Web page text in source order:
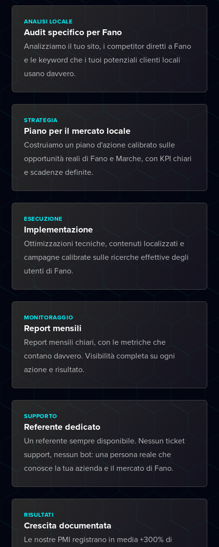
ANALISI LOCALE
Audit specifico per Fano
Analizziamo il tuo sito, i competitor diretti a Fano
e le keyword che i tuoi potenziali clienti locali
usano davvero.
STRATEGIA
Piano per il mercato locale
Costruiamo un piano d'azione calibrato sulle
opportunità reali di Fano e Marche, con KPI chiari
e scadenze definite.
ESECUZIONE
Implementazione
Ottimizzazioni tecniche, contenuti localizzati e
campagne calibrate sulle ricerche effettive degli
utenti di Fano.
MONITORAGGIO
Report mensili
Report mensili chiari, con le metriche che
contano davvero. Visibilità completa su ogni
azione e risultato.
SUPPORTO
Referente dedicato
Un referente sempre disponibile. Nessun ticket
support, nessun bot: una persona reale che
conosce la tua azienda e il mercato di Fano.
RISULTATI
Crescita documentata
Le nostre PMI registrano in media +300% di